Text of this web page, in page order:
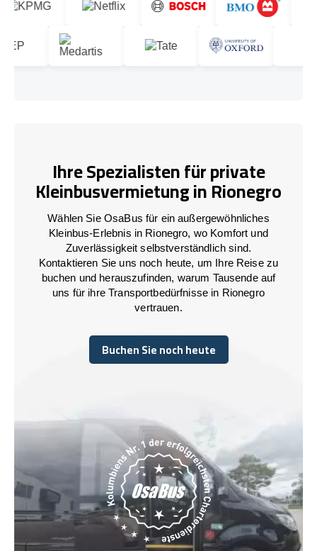
Ihre Spezialisten für private
Kleinbusvermietung in Rionegro
Wählen Sie OsaBus für ein außergewöhnliches
Kleinbus-Erlebnis in Rionegro, wo Komfort und
Zuverlässigkeit selbstverständlich sind.
Kontaktieren Sie uns noch heute, um Ihre Reise zu
buchen und herauszufinden, warum Tausende auf
uns für ihre Transportbedürfnisse in Rionegro
vertrauen.
Buchen Sie noch heute
Buchen Sie noch heute